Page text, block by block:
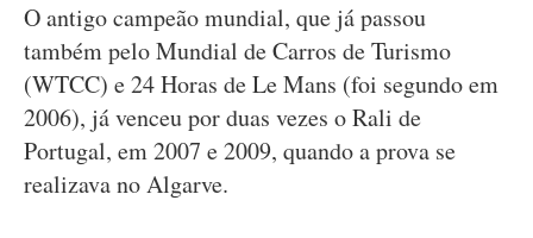
O antigo campeão mundial, que já passou
também pelo Mundial de Carros de Turismo
(WTCC) e 24 Horas de Le Mans (foi segundo em
2006), já venceu por duas vezes o Rali de
Portugal, em 2007 e 2009, quando a prova se
realizava no Algarve.